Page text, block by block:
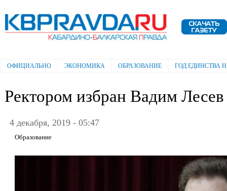
Электронная газета "Кабардино-
Балкарская правда"
Главное меню
ОФИЦИАЛЬНО ЭКОНОМИКА ОБРАЗОВАНИЕ ГОД ЕДИНСТВА
Ректором избран Вадим Лесев
4 декабря, 2019 - 05:47
Образование